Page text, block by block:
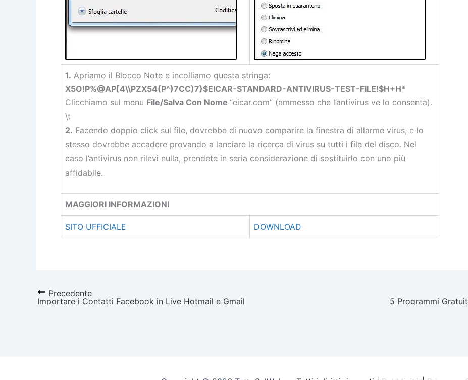
1. Apriamo il Blocco Note e incolliamo questa stringa:
X5O!P%@AP[4\\PZX54(P^)7CC)7}$EICAR-STANDARD-ANTIVIRUS-TEST-FILE!$H+H*
Clicchiamo sul menu File/Salva Con Nome “eicar.com” (ammesso che l’antivirus ve lo consenta).
\t
2. Facendo doppio click sul file, dovrebbe di nuovo comparire la finestra di allarme virus, e lo
stesso dovrebbe accadere provando a lanciare la ricerca di virus su tutti i file del disco. Nel
caso l’antivirus non rilevi nulla, prendete in seria considerazione di sostituirlo con uno più
affidabile.
MAGGIORI INFORMAZIONI
SITO UFFICIALE DOWNLOAD
Precedente
Importare i Contatti Facebook in Live Hotmail e Gmail
5 Programmi